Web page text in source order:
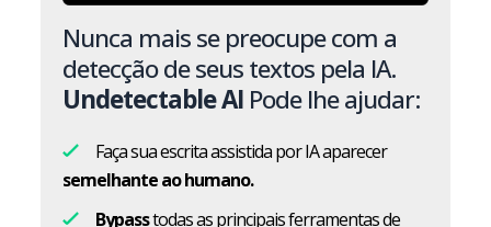
Nunca mais se preocupe com a
detecção de seus textos pela IA.
Undetectable AI Pode lhe ajudar:
Faça sua escrita assistida por IA aparecer
semelhante ao humano.
Bypasstodas as principais ferramentas de